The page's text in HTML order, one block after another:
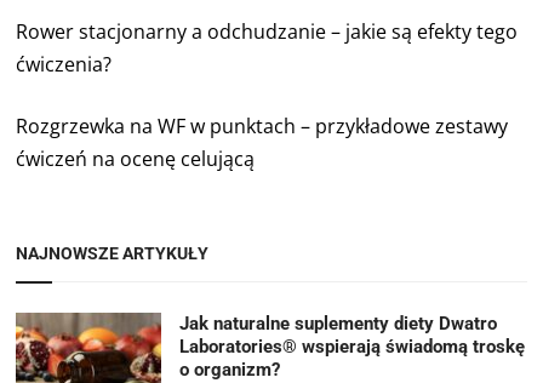
Rower stacjonarny a odchudzanie – jakie są efekty tego
ćwiczenia?
Rozgrzewka na WF w punktach – przykładowe zestawy
ćwiczeń na ocenę celującą
NAJNOWSZE ARTYKUŁY
Jak naturalne suplementy diety Dwatro
Laboratories® wspierają świadomą troskę
o organizm?